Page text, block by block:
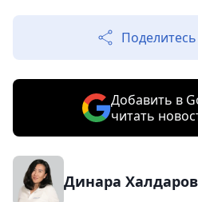
Добавить в
читать
Динара